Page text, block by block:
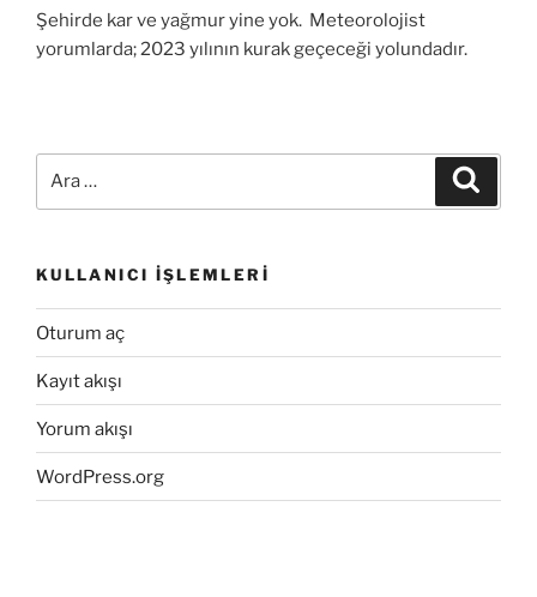
Şehirde kar ve yağmur yine yok. Meteorolojist
yorumlarda; 2023 yılının kurak geçeceği yolundadır.
KULLANICI İŞLEMLERI
Oturum aç
Kayıt akışı
Yorum akışı
WordPress.org